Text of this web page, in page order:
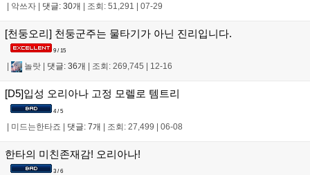
악쓰자 댓글: 30개 조회: 51,291 07-29
[천둥오리] 천둥군주는 물타기가 아닌 진리입니다.
9 / 15
놀랏 댓글: 36개 조회: 269,745 12-16
[D5]입성 오리아나 고정 모렐로 템트리
4 / 5
| 미드는한타죠 | 댓글: 7개 | 조회: 27,499 | 06-08
한타의 미친존재감! 오리아나!
3 / 6